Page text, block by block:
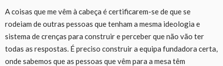
A coisas que me vêm à cabeça é certificarem-se de que se
rodeiam de outras pessoas que tenham a mesma ideologia e
sistema de crenças para construir e perceber que não vão ter
todas as respostas. É preciso construir a equipa fundadora certa,
onde sabemos que as pessoas que vêm para a mesa têm